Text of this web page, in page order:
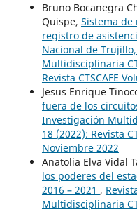
Bruno Bocanegra
Quispe, Sistema
registro de
Nacional de
Multidisciplinaria
Revista CTSCAFE
Jesus Enrique
fuera de los
Investigación
18 (2022): Revista
Noviembre 2022
Anatolia Elva Vidal
los poderes del
2016 – 2021 ,
Multidisciplinaria